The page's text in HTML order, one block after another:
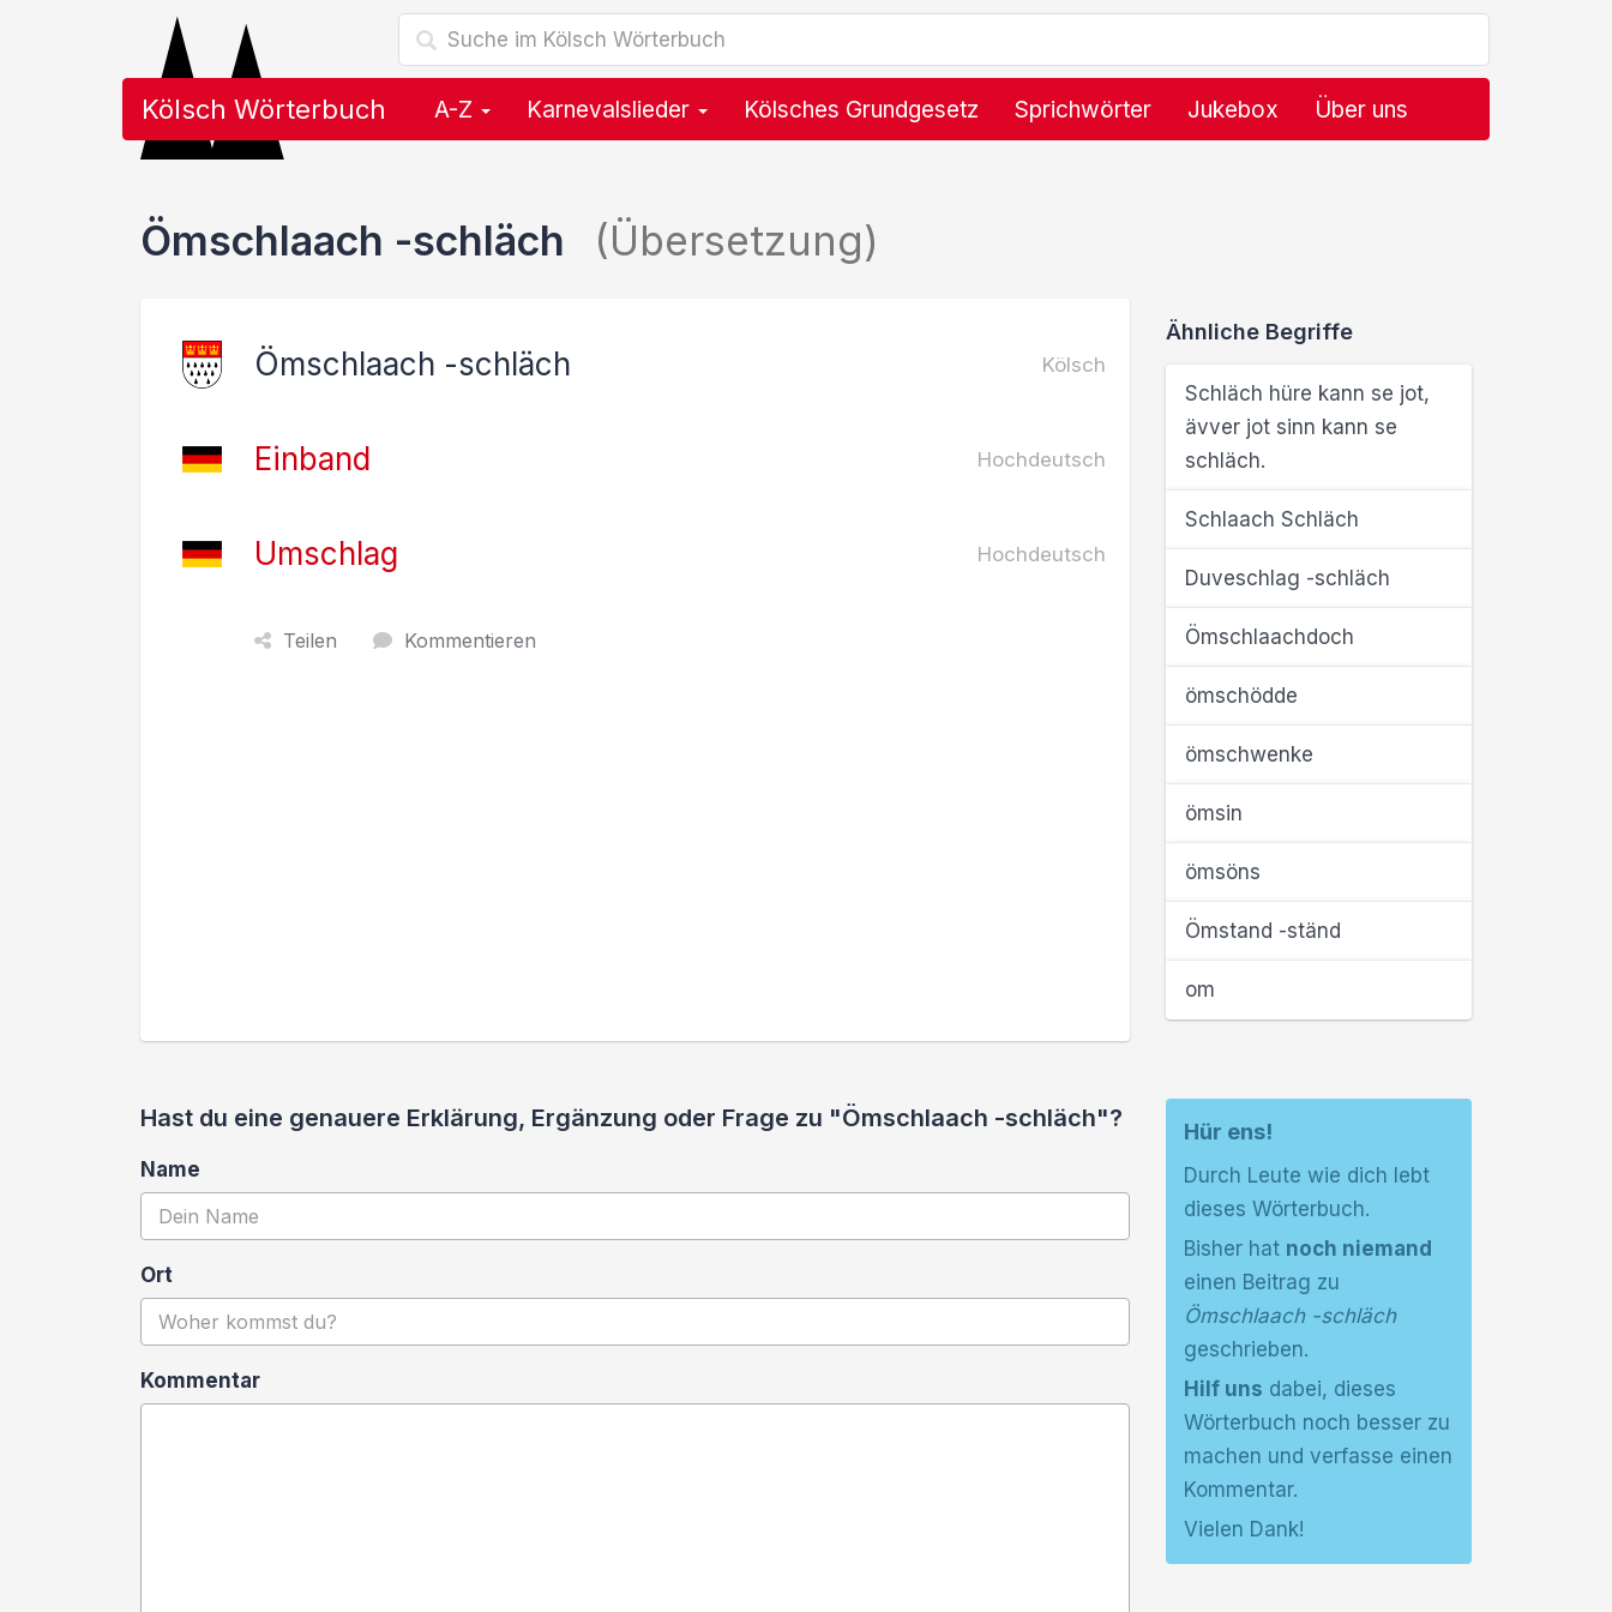
Kölsch Wörterbuch A-Z Karnevalslieder Kölsches Grundgesetz Sprichwörter Jukebox Über uns
Ömschlaach -schläch (Übersetzung)
Ömschlaach -schläch Kölsch
Einband Hochdeutsch
Umschlag Hochdeutsch
Teilen Kommentieren
Ähnliche Begriffe
Schläch hüre kann se jot,
ävver jot sinn kann se
schläch.
Schlaach Schläch
Duveschlag -schläch
Ömschlaachdoch
ömschödde
ömschwenke
ömsin
ömsöns
Ömstand -ständ
om
Hast du eine genauere Erklärung, Ergänzung oder Frage zu "Ömschlaach -schläch"?
Name
Ort
Kommentar
Hür ens!
Durch Leute wie dich lebt
dieses Wörterbuch.
Bisher hat noch niemand
einen Beitrag zu
Ömschlaach -schläch
geschrieben.
Hilf uns dabei, dieses
Wörterbuch noch besser zu
machen und verfasse einen
Kommentar.
Vielen Dank!